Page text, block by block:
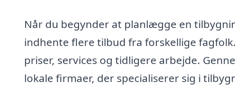
Når du begynder at planlægge en
indhente flere tilbud fra forskellige
priser, services og tidligere arbejde.
lokale firmaer, der specialiserer sig i